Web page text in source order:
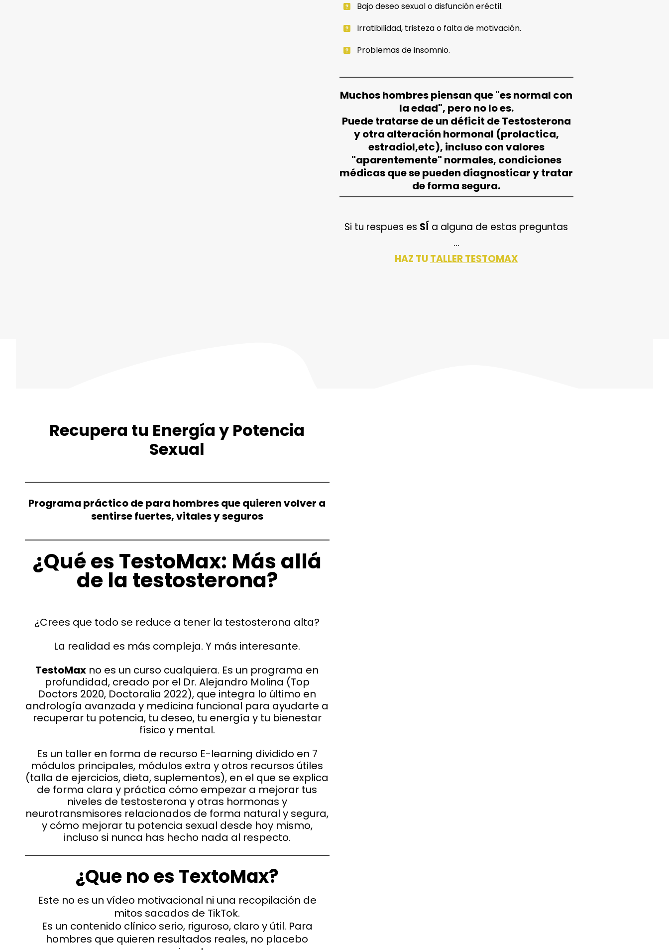
Bajo deseo sexual o disfunción eréctil.
Irratibilidad, tristeza o falta de motivación.
Problemas de insomnio.
Muchos hombres piensan que "es normal con
la edad", pero no lo es.
Puede tratarse de un déficit de Testosterona
y otra alteración hormonal (prolactica,
estradiol,etc), incluso con valores
"aparentemente" normales, condiciones
médicas que se pueden diagnosticar y tratar
de forma segura.
Si tu respues es SÍ a alguna de estas preguntas
...
HAZ TUTALLER TESTOMAX
Recupera tu Energía y Potencia
Sexual
Programa práctico de para hombres que quieren volver a
sentirse fuertes, vitales y seguros
¿Qué es TestoMax: Más allá
de la testosterona?
¿Crees que todo se reduce a tener la testosterona alta?
La realidad es más compleja. Y más interesante.
TestoMax no es un curso cualquiera. Es un programa en
profundidad, creado por el Dr. Alejandro Molina (Top
Doctors 2020, Doctoralia 2022), que integra lo último en
andrología avanzada y medicina funcional para ayudarte a
recuperar tu potencia, tu deseo, tu energía y tu bienestar
físico y mental.
Es un taller en forma de recurso E-learning dividido en 7
módulos principales, módulos extra y otros recursos útiles
(talla de ejercicios, dieta, suplementos), en el que se explica
de forma clara y práctica cómo empezar a mejorar tus
niveles de testosterona y otras hormonas y
neurotransmisores relacionados de forma natural y segura,
y cómo mejorar tu potencia sexual desde hoy mismo,
incluso si nunca has hecho nada al respecto.
¿Que no es TextoMax?
Este no es un vídeo motivacional ni una recopilación de
mitos sacados de TikTok.
Es un contenido clínico serio, riguroso, claro y útil. Para
hombres que quieren resultados reales, no placebo